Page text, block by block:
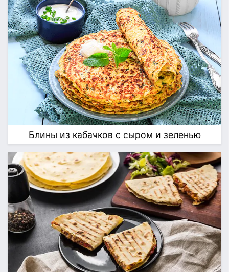
Блины из кабачков с сыром и зеленью